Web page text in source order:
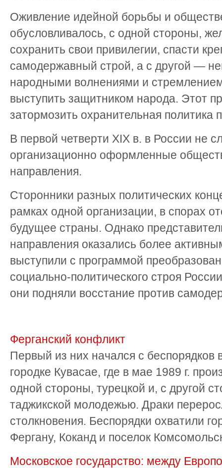
Оживление идейной борьбы и
обусловливалось, с одной стороны,
сохранить свои привилегии, спасти
самодержавный строй, а с другой —
народными волнениями и
выступить защитником народа. Этот
затормозить охранительная политика
В первой четверти XIX в. в России не
организационно оформленные
направления.
Сторонники разных политических
рамках одной организации, в спорах
будущее страны. Однако
направления оказались более
выступили с программой
социально-политического строя
они подняли восстание против
Ферганский конфликт
Первый из них начался с
городке Кувасае, где в мае 1989 г.
одной стороны, турецкой и, с другой
таджикской молодежью. Драки
столкновения. Беспорядки охватили
Фергану, Коканд и поселок
Московское государство: между